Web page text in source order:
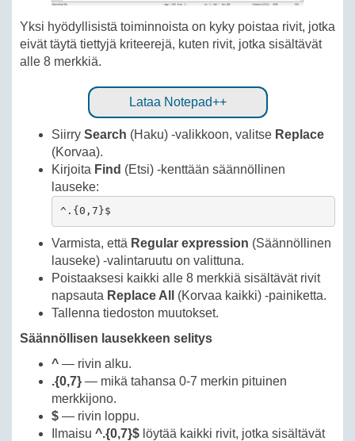
Yksi hyödyllisistä toiminnoista on kyky poistaa rivit, jotka
eivät täytä tiettyjä kriteerejä, kuten rivit, jotka sisältävät
alle 8 merkkiä.
Lataa Notepad++
Siirry Search (Haku) -valikkoon, valitse Replace
(Korvaa).
Kirjoita Find (Etsi) -kenttään säännöllinen
lauseke:
^.{0,7}$
Varmista, että Regular expression (Säännöllinen
lauseke) -valintaruutu on valittuna.
Poistaaksesi kaikki alle 8 merkkiä sisältävät rivit
napsauta Replace All
(Korvaa kaikki) -painiketta.
Tallenna tiedoston muutokset.
Säännöllisen lausekkeen selitys
^ — rivin alku.
.{0,7} — mikä tahansa 0-7 merkin pituinen
merkkijono.
$ — rivin loppu.
Ilmaisu ^.{0,7}$ löytää kaikki rivit, jotka sisältävät